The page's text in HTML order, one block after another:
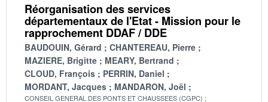
Réorganisation des services
départementaux de l'Etat - Mission pour le
rapprochement DDAF / DDE
BAUDOUIN, Gérard
CHANTEREAU, Pierre
MAZIERE, Brigitte
MEARY, Bertrand
CLOUD, François
PERRIN, Daniel
MORDANT, Jacques
MANDARON, Joël
CONSEIL GENERAL DES PONTS ET CHAUSSEES (CGPC)